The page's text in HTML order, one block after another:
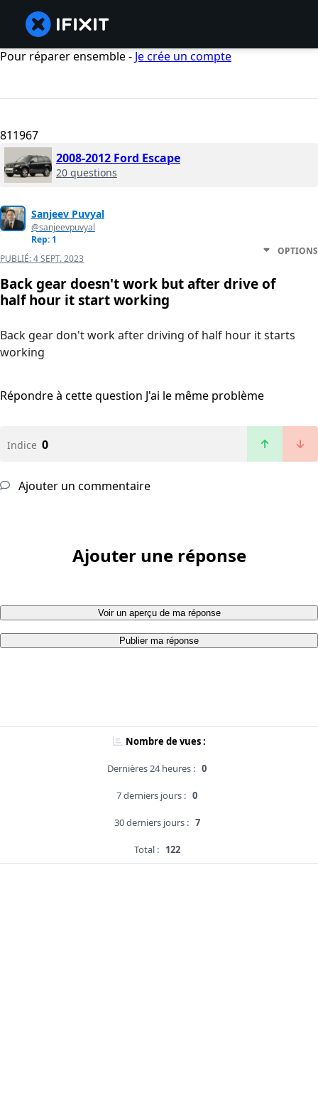
Pour réparer ensemble - Je crée un compte
811967
2008-2012 Ford Escape
20 questions
Sanjeev Puvyal
@sanjeevpuvyal
Rep: 1
PUBLIÉ:4 SEPT. 2023
OPTIONS
Back gear doesn't work but after drive of
half hour it start working
Back gear don't work after driving of half hour it starts
working
Répondre à cette question J'ai le même problème
Indice 0
Ajouter un commentaire
Ajouter une réponse
Voir un aperçu de ma réponse
Publier ma réponse
Nombre de vues :
Dernières 24 heures : 0
7 derniers jours : 0
30 derniers jours : 7
Total : 122